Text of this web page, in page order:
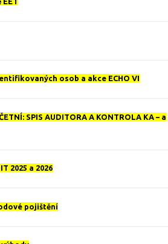
osob a akce ECHO VI
SPIS AUDITORA A KONTROLA KA – a
2025 a 2026
pojištění